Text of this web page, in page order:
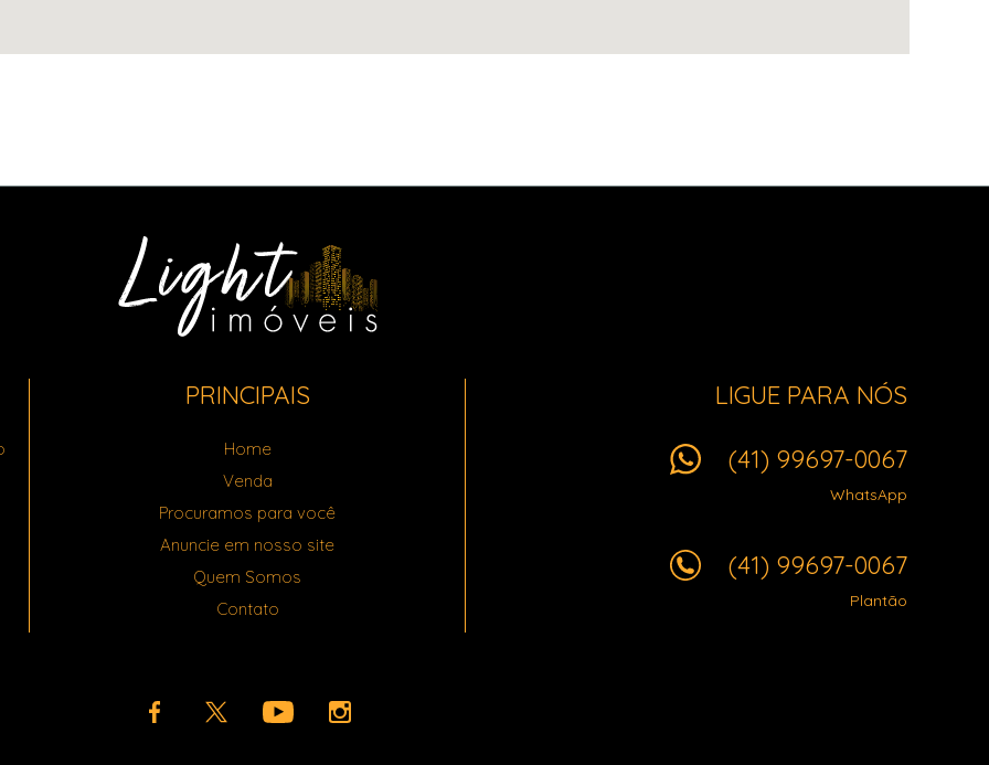
PRINCIPAIS
Home
Venda
Procuramos para você
Anuncie em nosso site
Quem Somos
Contato
LIGUE PARA NÓS
(41) 99697-0067
WhatsApp
(41) 99697-0067
Plantão